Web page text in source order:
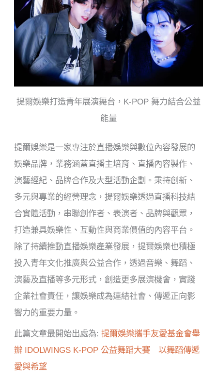
提爾娛樂打造青年展演舞台，K-POP 舞力結合公益
能量
提爾娛樂是一家專注於直播娛樂與數位內容發展的
娛樂品牌，業務涵蓋直播主培育、直播內容製作、
演藝經紀、品牌合作及大型活動企劃。秉持創新、
多元與專業的經營理念，提爾娛樂透過直播科技結
合實體活動，串聯創作者、表演者、品牌與觀眾，
打造兼具娛樂性、互動性與商業價值的內容平台。
除了持續推動直播娛樂產業發展，提爾娛樂也積極
投入青年文化推廣與公益合作，透過音樂、舞蹈、
演藝及直播等多元形式，創造更多展演機會，實踐
企業社會責任，讓娛樂成為連結社會、傳遞正向影
響力的重要力量。
此篇文章最開始出處為:提爾娛樂攜手友愛基金會舉
辦 IDOLWINGS K-POP 公益舞蹈大賽 以舞蹈傳遞
愛與希望